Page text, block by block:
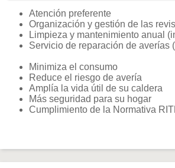
Atención preferente
Organización y gestión de las
Limpieza y mantenimiento anual
Servicio de reparación de averías
Minimiza el consumo
Reduce el riesgo de avería
Amplía la vida útil de su caldera
Más seguridad para su hogar
Cumplimiento de la Normativa